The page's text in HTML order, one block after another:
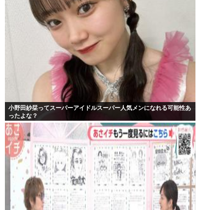
小野田紗栞ってスーパーアイドルスーパー人気メンになれる可能性あ
ったよな？